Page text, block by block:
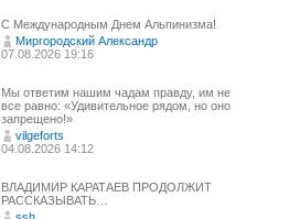
С Международным Днем Альпинизма!⁠
Миргородский Александр
07.08.2026 19:16
Мы ответим нашим чадам правду, им не
все равно: «Удивительное рядом, но оно
запрещено!»
vilgeforts
04.08.2026 14:12
ВЛАДИМИР КАРАТАЕВ ПРОДОЛЖИТ
РАССКАЗЫВАТЬ…